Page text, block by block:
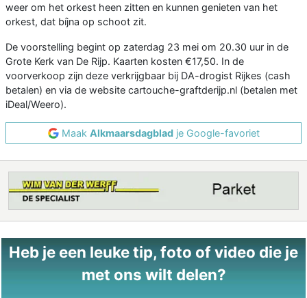
weer om het orkest heen zitten en kunnen genieten van het
orkest, dat bíjna op schoot zit.
De voorstelling begint op zaterdag 23 mei om 20.30 uur in de
Grote Kerk van De Rijp. Kaarten kosten €17,50. In de
voorverkoop zijn deze verkrijgbaar bij DA-drogist Rijkes (cash
betalen) en via de website cartouche-graftderijp.nl (betalen met
iDeal/Weero).
Maak Alkmaarsdagbladje Google-favoriet
Heb je een leuke tip, foto of video die je
met ons wilt delen?